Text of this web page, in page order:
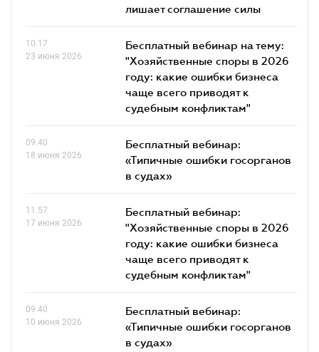
лишает соглашение силы
10.17
23 июня 2026
Бесплатный вебинар на тему:
"Хозяйственные споры в 2026
году: какие ошибки бизнеса
чаще всего приводят к
судебным конфликтам"
09.40
18 июня 2026
Бесплатный вебинар:
«Типичные ошибки госорганов
в судах»
11.57
17 июня 2026
Бесплатный вебинар:
"Хозяйственные споры в 2026
году: какие ошибки бизнеса
чаще всего приводят к
судебным конфликтам"
09.40
10 июня 2026
Бесплатный вебинар:
«Типичные ошибки госорганов
в судах»